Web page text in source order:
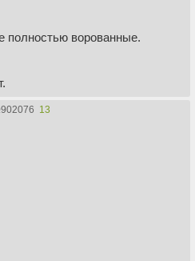
полностью ворованные.
902076 13